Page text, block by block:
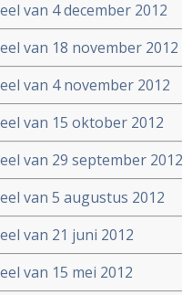
van 4 december 2012
van 18 november 2012
van 4 november 2012
van 15 oktober 2012
van 29 september
van 5 augustus 2012
van 21 juni 2012
van 15 mei 2012